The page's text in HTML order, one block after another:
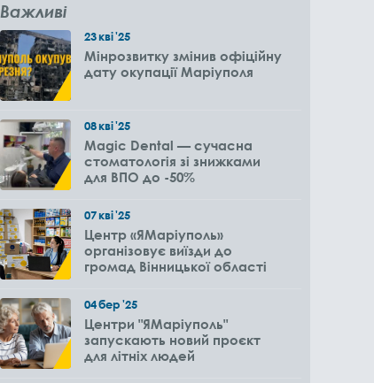
Важливі
23кві'25
Мінрозвитку змінив офіційну
дату окупації Маріуполя
08кві'25
Magic Dental — сучасна
стоматологія зі знижками
для ВПО до -50%
07кві'25
Центр «ЯМаріуполь»
організовує виїзди до
громад Вінницької області
04бер'25
Центри "ЯМаріуполь"
запускають новий проєкт
для літніх людей